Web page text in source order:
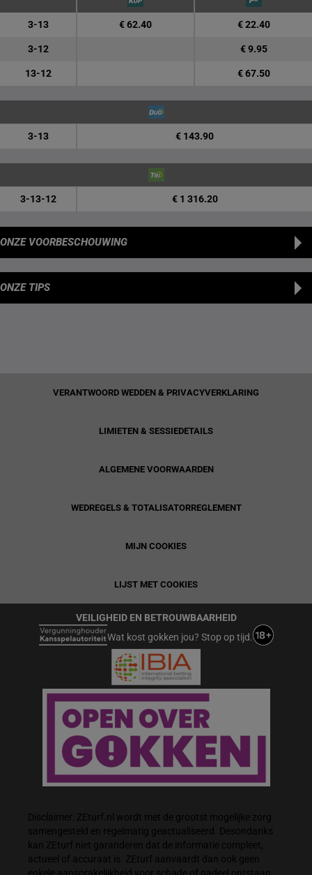
3-13 € 62.40 € 22.40
3-12 € 9.95
13-12 € 67.50
3-13 € 143.90
3-13-12 € 1 316.20
ONZE VOORBESCHOUWING
ONZE TIPS
VERANTWOORD WEDDEN & PRIVACYVERKLARING
LIMIETEN & SESSIEDETAILS
ALGEMENE VOORWAARDEN
WEDREGELS & TOTALISATORREGLEMENT
MIJN COOKIES
LIJST MET COOKIES
VEILIGHEID EN BETROUWBAARHEID
Wat kost gokken jou? Stop op tijd.
Disclaimer: ZEturf.nl wordt met de grootst mogelijke zorg
samengesteld en regelmatig geactualiseerd. Desondanks
kan ZEturf niet garanderen dat de informatie compleet,
actueel of accuraat is. ZEturf aanvaardt dan ook geen